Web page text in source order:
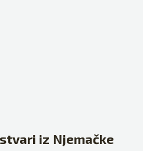
iz Njemačke